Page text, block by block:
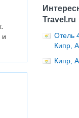
и
Travel.ru
Отель
Кипр,
Кипр,